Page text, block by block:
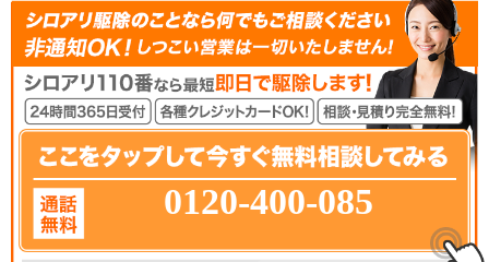
0120-400-085